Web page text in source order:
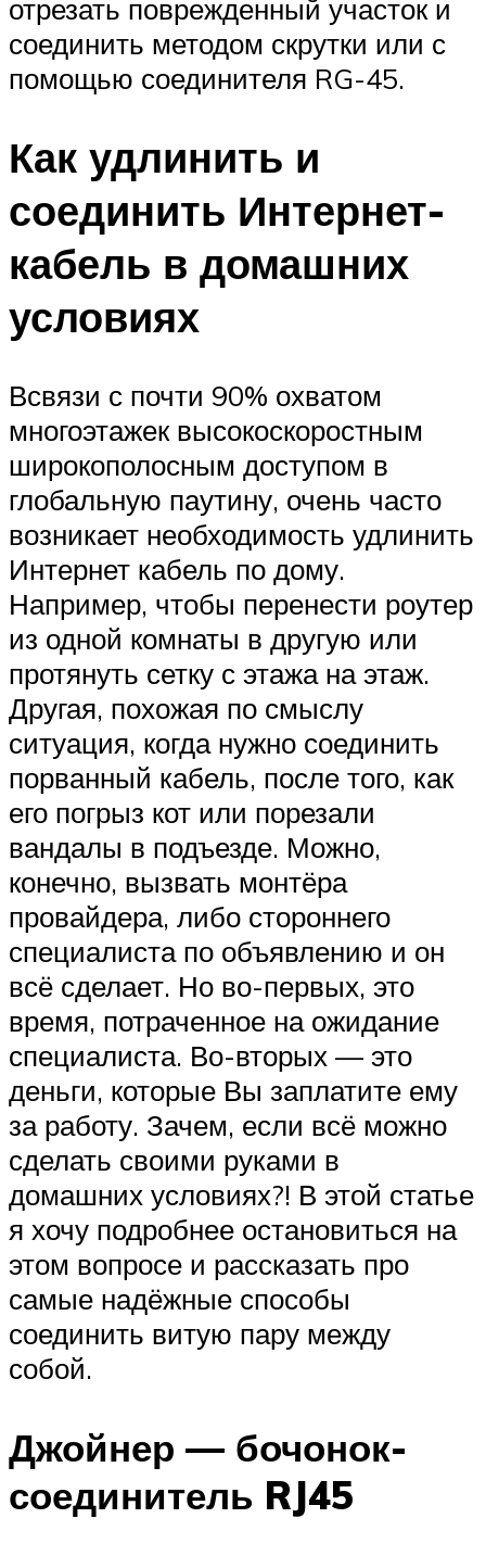
отрезать поврежденный участок и
соединить методом скрутки или с
помощью соединителя RG-45.
Как удлинить и
соединить Интернет-
кабель в домашних
условиях
Всвязи с почти 90% охватом
многоэтажек высокоскоростным
широкополосным доступом в
глобальную паутину, очень часто
возникает необходимость удлинить
Интернет кабель по дому.
Например, чтобы перенести роутер
из одной комнаты в другую или
протянуть сетку с этажа на этаж.
Другая, похожая по смыслу
ситуация, когда нужно соединить
порванный кабель, после того, как
его погрыз кот или порезали
вандалы в подъезде. Можно,
конечно, вызвать монтёра
провайдера, либо стороннего
специалиста по объявлению и он
всё сделает. Но во-первых, это
время, потраченное на ожидание
специалиста. Во-вторых — это
деньги, которые Вы заплатите ему
за работу. Зачем, если всё можно
сделать своими руками в
домашних условиях?! В этой статье
я хочу подробнее остановиться на
этом вопросе и рассказать про
самые надёжные способы
соединить витую пару между
собой.
Джойнер — бочонок-
соединитель RJ45